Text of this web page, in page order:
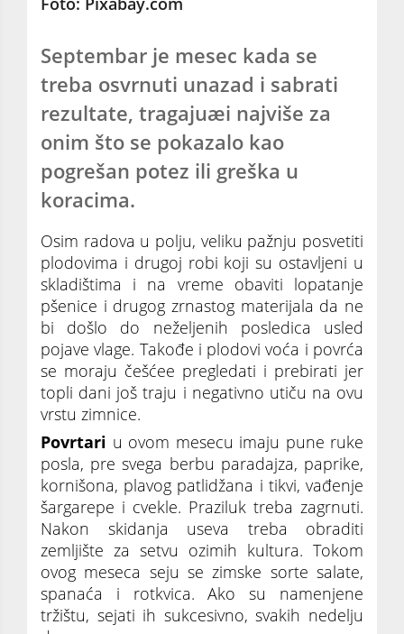
Septembar je mesec kada se
treba osvrnuti unazad i sabrati
rezultate, tragajuæi najviše za
onim što se pokazalo kao
pogrešan potez ili greška u
koracima.
Osim radova u polju, veliku pažnju posvetiti
plodovima i drugoj robi koji su ostavljeni u
skladištima i na vreme obaviti lopatanje
pšenice i drugog zrnastog materijala da ne
bi došlo do neželjenih posledica usled
pojave vlage. Takođe i plodovi voća i povrća
se moraju češćee pregledati i prebirati jer
topli dani još traju i negativno utiču na ovu
vrstu zimnice.
Povrtari u ovom mesecu imaju pune ruke
posla, pre svega berbu paradajza, paprike,
kornišona, plavog patlidžana i tikvi, vađenje
šargarepe i cvekle. Praziluk treba zagrnuti.
Nakon skidanja useva treba obraditi
zemljište za setvu ozimih kultura. Tokom
ovog meseca seju se zimske sorte salate,
spanaća i rotkvica. Ako su namenjene
tržištu, sejati ih sukcesivno, svakih nedelju